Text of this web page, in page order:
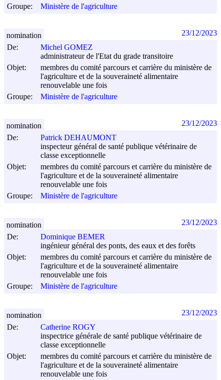
Groupe:
Ministère de l'agriculture
De:
Michel GOMEZ
administrateur de l'Etat du grade transitoire
Objet:
membres du comité parcours et carrière du ministère de
l'agriculture et de la souveraineté alimentaire
renouvelable une fois
Groupe:
Ministère de l'agriculture
nomination 23/12/2023
De:
Patrick DEHAUMONT
inspecteur général de santé publique vétérinaire de
classe exceptionnelle
Objet:
membres du comité parcours et carrière du ministère de
l'agriculture et de la souveraineté alimentaire
renouvelable une fois
Groupe:
Ministère de l'agriculture
nomination 23/12/2023
De:
Dominique BEMER
ingénieur général des ponts, des eaux et des forêts
Objet:
membres du comité parcours et carrière du ministère de
l'agriculture et de la souveraineté alimentaire
renouvelable une fois
Groupe:
Ministère de l'agriculture
nomination 23/12/2023
De:
Catherine ROGY
inspectrice générale de santé publique vétérinaire de
classe exceptionnelle
Objet:
membres du comité parcours et carrière du ministère de
l'agriculture et de la souveraineté alimentaire
renouvelable une fois
nomination 23/12/2023